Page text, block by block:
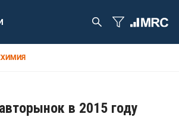
в 2015 году